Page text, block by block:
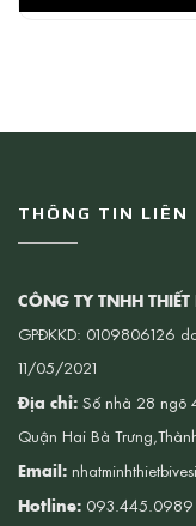
THÔNG TIN LIÊN
CÔNG TY TNHH
GPĐKKD: 0109806126
11/05/2021
Địa chỉ: Số nhà 28 ngõ
Quận Hai Bà
Email:
Hotline: 093.445.0989